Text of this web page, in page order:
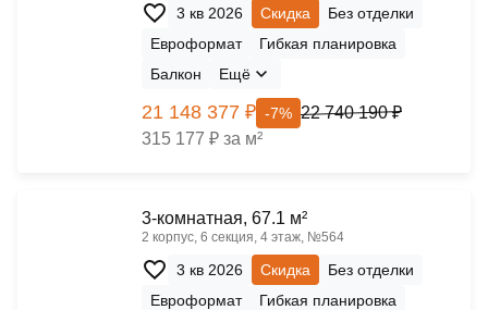
3 кв 2026 Скидка
Без отделки
Евроформат
Гибкая планировка
Балкон
Ещё
21 148 377 ₽ -7% 22 740 190 ₽
315 177 ₽ за м²
3-комнатная, 67.1 м²
2 корпус, 6 секция, 4 этаж, №564
3 кв 2026 Скидка
Без отделки
Евроформат
Гибкая планировка